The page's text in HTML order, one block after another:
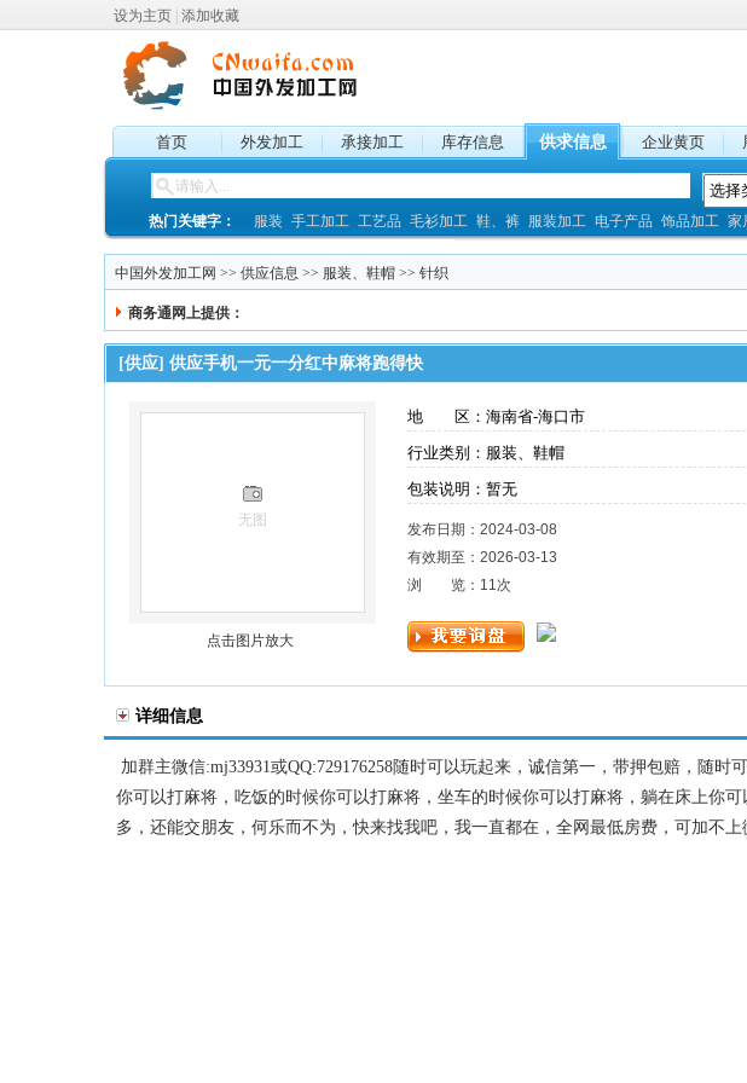
设为主页 添加收藏
首页 外发加工 承接加工 库存信息 供求信息 企业黄页
热门关键字：
服装 手工加工 工艺品 毛衫加工 鞋、裤 服装加工 电子产品 饰品加工 家
中国外发加工网 >> 供应信息 >> 服装、鞋帽 >> 针织
商务通网上提供：
[供应] 供应手机一元一分红中麻将跑得快
无图
点击图片放大
地 区：海南省-海口市
行业类别：服装、鞋帽
包装说明：暂无
发布日期：2024-03-08
有效期至：2026-03-13
浏 览： 11次
详细信息
加群主微信:mj33931或QQ:729176258随时可以玩起来，诚信第一，带押包赔，随
你可以打麻将，吃饭的时候你可以打麻将，坐车的时候你可以打麻将，躺在床上你
多，还能交朋友，何乐而不为，快来找我吧，我一直都在，全网最低房费，可加不上